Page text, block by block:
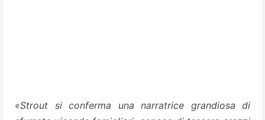
«Strout si conferma una narratrice grandiosa di